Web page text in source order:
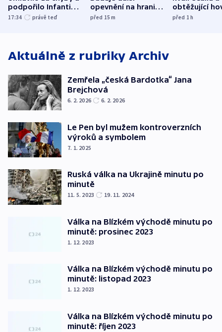
podpořilo Infantina.
UEFA trvá na
17:34 právě teď
opevnění na hranici
s Běloruskem
před 15m
obtěžující
zdržují
před 1h
Aktuálně z rubriky Archiv
Zemřela „česká Bardotka“ Jana
Brejchová
6. 2. 2026 6. 2. 2026
Le Pen byl mužem kontroverzních
výroků a symbolem
7. 1. 2025
Ruská válka na Ukrajině minutu po
minutě
11. 5. 2023 19. 11. 2024
Válka na Blízkém východě minutu po
minutě: prosinec 2023
1. 12. 2023
Válka na Blízkém východě minutu po
minutě: listopad 2023
1. 12. 2023
Válka na Blízkém východě minutu po
minutě: říjen 2023